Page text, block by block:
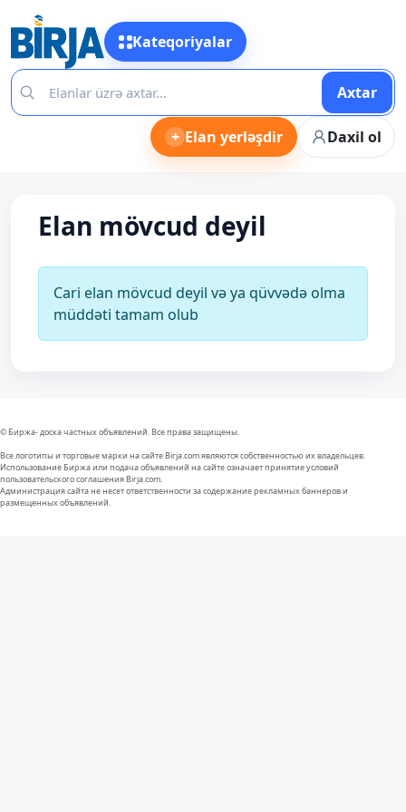
Kateqoriyalar
Axtar
+ Elan yerləşdir Daxil ol
Elan mövcud deyil
Cari elan mövcud deyil və ya qüvvədə olma
müddəti tamam olub
© Биржа- доска частных объявлений. Все права защищены.
Все логотипы и торговые марки на сайте Birja.com являются собственностью их владельцев.
Использование Биржа или подача объявлений на сайте означает принятие условий
пользовательского соглашения Birja.com.
Администрация сайта не несет ответственности за содержание рекламных баннеров и
размещенных объявлений.